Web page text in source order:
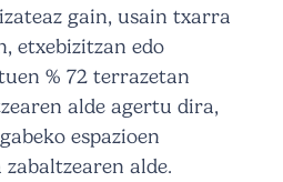
gain, usain txarra
etxebizitzan edo
% 72 terrazetan
alde agertu dira,
espazioen
alde.